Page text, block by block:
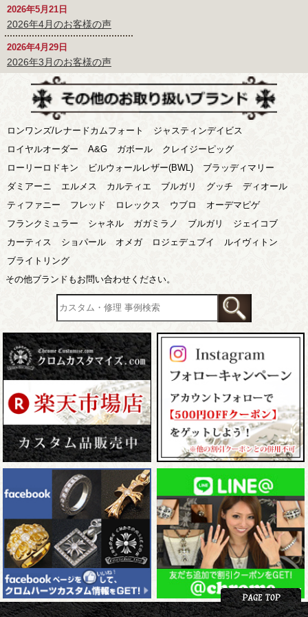
2026年5月21日
2026年4月のお客様の声
2026年4月29日
2026年3月のお客様の声
ロンワンズ/レナードカムフォート
ジャスティンデイビス
ロイヤルオーダー
A&G ガボール
クレイジーピッグ
ローリーロドキン
ビルウォールレザー(BWL)
ブラッディマリー
ダミアーニ
エルメス カルティエ ブルガリ グッチ
ディオール
ティファニー
フレッド ロレックス ウブロ
オーデマピゲ
フランクミュラー
シャネル ガガミラノ ブルガリ
ジェイコブ
カーティス
ショパール オメガ ロジェデュブイ
ルイヴィトン
ブライトリング
その他ブランドもお問い合わせください。